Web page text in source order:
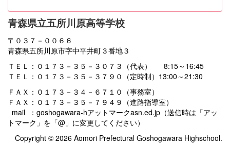
青森県立五所川原高等学校
〒０３７－００６６
青森県五所川原市字中平井町３番地３
ＴＥＬ：０１７３－３５－３０７３（代表） 8:15～16:45
ＴＥＬ：０１７３－３５－３７９０（定時制）13:00～21:30
ＦＡＸ：０１７３－３４－６７１０（事務室）
ＦＡＸ：０１７３－３５－７９４９（進路指導室）
mail ：goshogawara-hアットマークasn.ed.jp（送信時は「アッ
トマーク」を「@」に変更してください）
Copyright © 2026 Aomori Prefectural Goshogawara Highschool.